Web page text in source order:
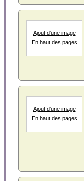
Ajout d'une image
En haut des pages
Ajout d'une image
En haut des pages